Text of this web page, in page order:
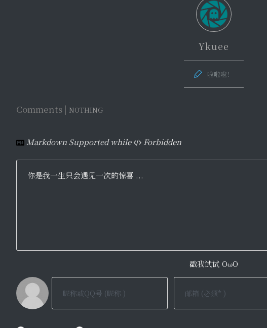
Ykuee
啦啦啦！
Comments | NOTHING
Markdown Supported while Forbidden
你是我一生只会遇见一次的惊喜 ...
戳我试试 OωO